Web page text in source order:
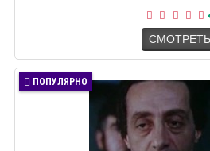
СМОТРЕТЬ
ПОПУЛЯРНО